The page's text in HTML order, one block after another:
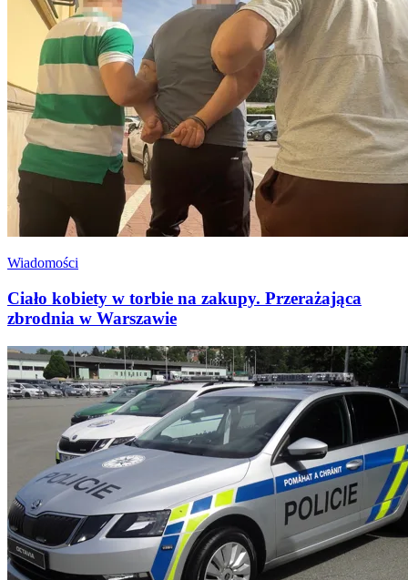
Wiadomości
Ciało kobiety w torbie na zakupy. Przerażająca
zbrodnia w Warszawie